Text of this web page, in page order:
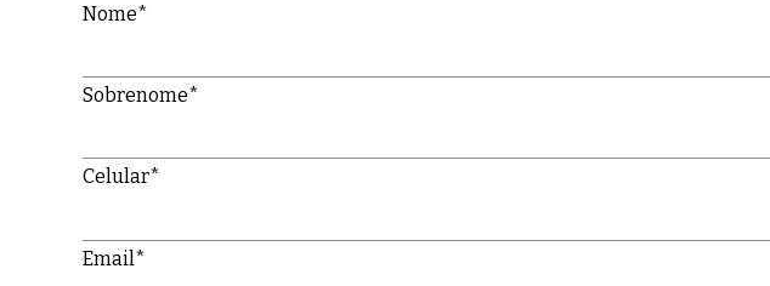
Nome*
Sobrenome*
Celular*
Email*